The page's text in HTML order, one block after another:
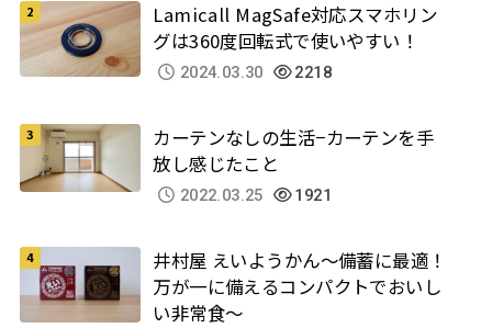
Lamicall MagSafe対応スマホリン
グは360度回転式で使いやすい！
2024.03.30 2218
カーテンなしの生活−カーテンを手
放し感じたこと
2022.03.25 1921
井村屋 えいようかん～備蓄に最適！
万が一に備えるコンパクトでおいし
い非常食～